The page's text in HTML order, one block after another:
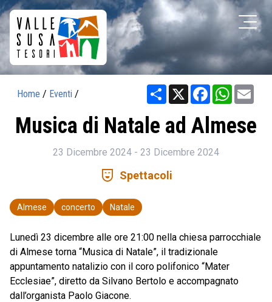
Home / Eventi / Share X Facebook
Musica di Natale ad Almese
23 Dicembre 2024 - 23 Dicembre 2024
comedy_mask Spettacoli
Almese concerto Natale
Lunedì 23 dicembre alle ore 21:00 nella chiesa parrocchiale
di Almese torna “Musica di Natale”, il tradizionale
appuntamento natalizio con il coro polifonico “Mater
Ecclesiae”, diretto da Silvano Bertolo e accompagnato
dall’organista Paolo Giacone.